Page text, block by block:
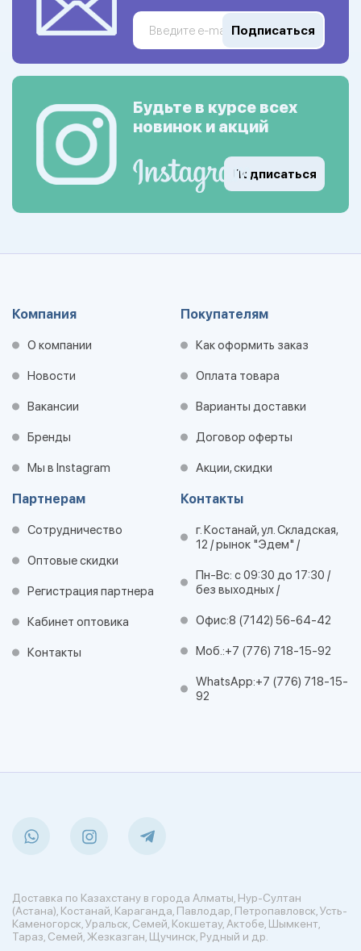
Подписаться
Будьте в курсе всех
новинок и акций
Подписаться
Компания
О компании
Новости
Вакансии
Бренды
Мы в Instagram
Покупателям
Как оформить заказ
Оплата товара
Варианты доставки
Договор оферты
Акции, скидки
Партнерам
Сотрудничество
Оптовые скидки
Регистрация партнера
Кабинет оптовика
Контакты
Контакты
г. Костанай, ул. Складская,
12 / рынок "Эдем" /
Пн-Вс: с 09:30 до 17:30 /
без выходных /
Офис:8 (7142) 56-64-42
Моб.:+7 (776) 718-15-92
WhatsApp:+7 (776) 718-15-
92
Доставка по Казахстану в города Алматы, Нур-Султан
(Астана), Костанай, Караганда, Павлодар, Петропавловск, Усть-
Каменогорск, Уральск, Семей, Кокшетау, Актобе, Шымкент,
Тараз, Семей, Жезказган, Щучинск, Рудный и др.